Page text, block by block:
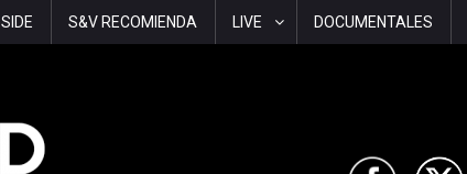
S&V RECOMIENDA LIVE DOCUMENTALES